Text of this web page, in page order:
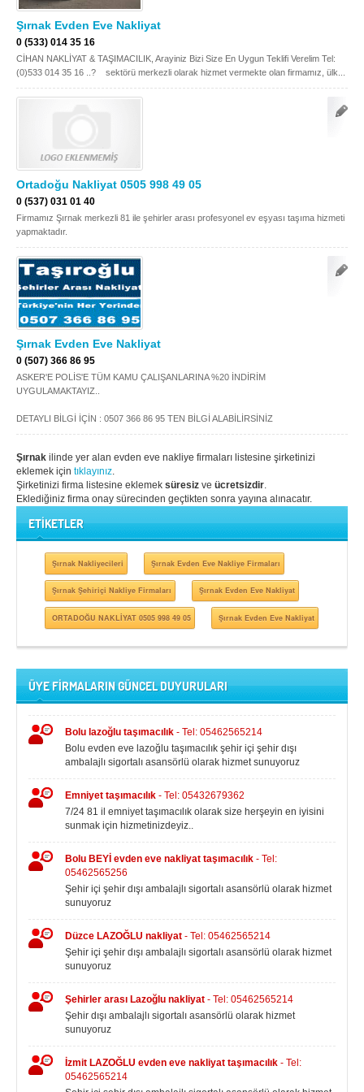
Samsun Siirt
Sinop Sivas
Şanlıurfa Şırnak
Yalova
Zonguldak
MÜŞTERİ TALEPLERİ
DEFTER
NAKLİYECİ İLANLARI
Şırnak Evden Eve Nakliyat
0 (533) 014 35 16
CİHAN NAKLİYAT & TAŞIMACILIK, Arayiniz Bizi Size En Uygun Teklifi Verelim Tel:
(0)533 014 35 16 ..? sektörü merkezli olarak hizmet vermekte olan firmamız, ülk...
Ortadoğu Nakliyat 0505 998 49 05
0 (537) 031 01 40
Firmamız Şırnak merkezli 81 ile şehirler arası profesyonel ev eşyası taşıma hizmeti
yapmaktadır.
Şırnak Evden Eve Nakliyat
0 (507) 366 86 95
ASKER'E POLİS'E TÜM KAMU ÇALIŞANLARINA %20 İNDİRİM
UYGULAMAKTAYIZ..
DETAYLI BİLGİ İÇİN : 0507 366 86 95 TEN BİLGİ ALABİLİRSİNİZ
Şırnak ilinde yer alan evden eve nakliye firmaları listesine şirketinizi
eklemek için tıklayınız.
Şirketinizi firma listesine eklemek süresiz ve ücretsizdir.
Eklediğiniz firma onay sürecinden geçtikten sonra yayına alınacatır.
ETİKETLER
Şırnak Nakliyecileri Şırnak Evden Eve Nakliye Firmaları
Şırnak Şehiriçi Nakliye Firmaları Şırnak Evden Eve Nakliyat
ORTADOĞU NAKLİYAT 0505 998 49 05 Şırnak Evden Eve Nakliyat
ÜYE FİRMALARIN GÜNCEL DUYURULARI
Bolu lazoğlu taşımacılık - Tel: 05462565214
Bolu evden eve lazoğlu taşımacılık şehir içi şehir dışı
ambalajlı sigortalı asansörlü olarak hizmet sunuyoruz
Emniyet taşımacılık - Tel: 05432679362
7/24 81 il emniyet taşımacılık olarak size herşeyin en iyisini
sunmak için hizmetinizdeyiz..
Bolu BEYİ evden eve nakliyat taşımacılık - Tel:
05462565256
Şehir içi şehir dışı ambalajlı sigortalı asansörlü olarak hizmet
sunuyoruz
Düzce LAZOĞLU nakliyat - Tel: 05462565214
Şehir içi şehir dışı ambalajlı sigortalı asansörlü olarak hizmet
sunuyoruz
Şehirler arası Lazoğlu nakliyat - Tel: 05462565214
Şehir dışı ambalajlı sigortalı asansörlü olarak hizmet
sunuyoruz
İzmit LAZOĞLU evden eve nakliyat taşımacılık - Tel:
05462565214